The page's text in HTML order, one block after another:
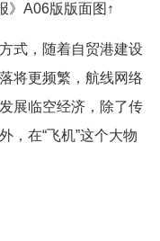
》A06版版面图↑
式，随着自贸港建设
将更频繁，航线网络
展临空经济，除了传
，在“飞机”这个大物